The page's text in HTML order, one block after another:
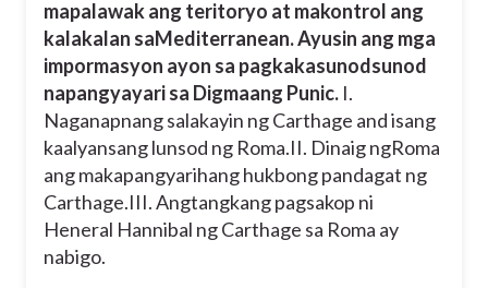
mapalawak ang teritoryo at makontrol ang
kalakalan saMediterranean. Ayusin ang mga
impormasyon ayon sa pagkakasunodsunod
napangyayari sa Digmaang Punic. I.
Naganapnang salakayin ng Carthage and isang
kaalyansang lunsod ng Roma.II. Dinaig ngRoma
ang makapangyarihang hukbong pandagat ng
Carthage.III. Angtangkang pagsakop ni
Heneral Hannibal ng Carthage sa Roma ay
nabigo.